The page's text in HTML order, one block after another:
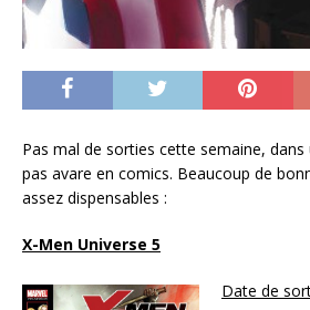
Pas mal de sorties cette semaine,
pas avare en comics. Beaucoup de
assez dispensables :
X-Men Universe 5
Date de